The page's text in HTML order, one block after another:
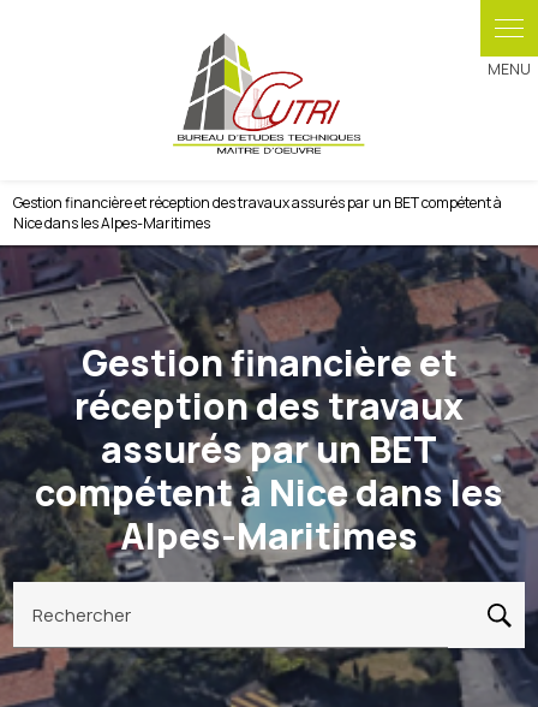
Gestion financière et réception des travaux assurés par un BET compétent à
Nice dans les Alpes-Maritimes
Gestion financière et
réception des travaux
assurés par un BET
compétent à Nice dans les
Alpes-Maritimes
Rechercher